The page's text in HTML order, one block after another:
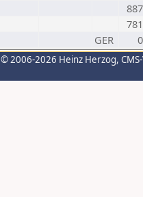
887
781
GER 0
© 2006-2026 Heinz Herzog,